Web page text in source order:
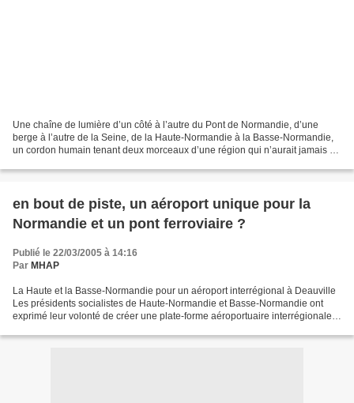
Une chaîne de lumière d’un côté à l’autre du Pont de Normandie, d’une
berge à l’autre de la Seine, de la Haute-Normandie à la Basse-Normandie,
un cordon humain tenant deux morceaux d’une région qui n’aurait jamais du
en bout de piste, un aéroport unique pour la
Normandie et un pont ferroviaire ?
Publié le 22/03/2005 à 14:16
Par MHAP
La Haute et la Basse-Normandie pour un aéroport interrégional à Deauville
Les présidents socialistes de Haute-Normandie et Basse-Normandie ont
exprimé leur volonté de créer une plate-forme aéroportuaire interrégionale